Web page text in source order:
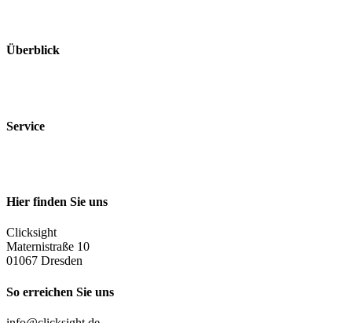
Überblick
Service
Hier finden Sie uns
Clicksight
Maternistraße 10
01067 Dresden
So erreichen Sie uns